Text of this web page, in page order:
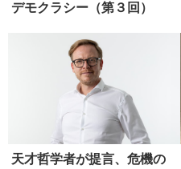
デモクラシー（第３回）
天才哲学者が提言、危機の